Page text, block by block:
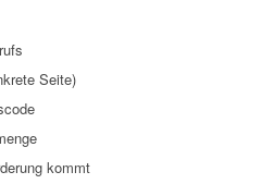
Seite)
kommt